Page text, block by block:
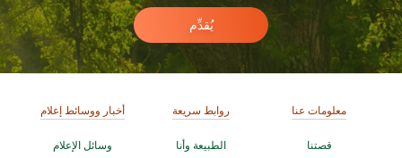
يُقدِّم
معلومات عنا
قصتنا
روابط سريعة
الطبيعة وأنا
أخبار ووسائط إعلام
وسائل الإعلام